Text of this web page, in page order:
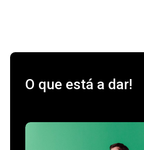
O que está a dar!